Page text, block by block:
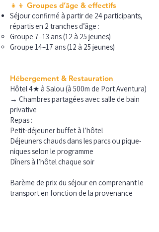
👧👦 Groupes d’âge & effectifs
Séjour confirmé à partir de 24 participants,
répartis en 2 tranches d’âge :
Groupe 7–13 ans (12 à 25 jeunes)
Groupe 14–17 ans (12 à 25 jeunes)
Hébergement & Restauration
Hôtel 4★ à Salou (à 500m de Port Aventura)
→ Chambres partagées avec salle de bain
privative
Repas :
Petit-déjeuner buffet à l’hôtel
Déjeuners chauds dans les parcs ou pique-
niques selon le programme
Dîners à l’hôtel chaque soir
Barème de prix du séjour en comprenant le
transport en fonction de la provenance